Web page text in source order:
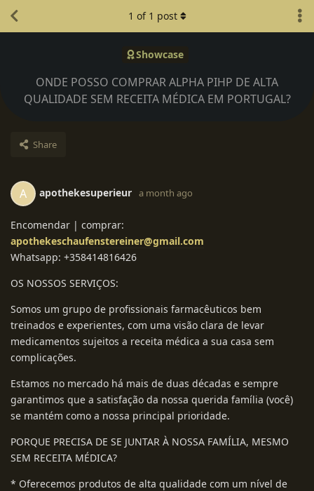
Showcase
ONDE POSSO COMPRAR ALPHA PIHP DE ALTA
QUALIDADE SEM RECEITA MÉDICA EM PORTUGAL?
Share
1 of 1 post
A apothekesuperieur a month ago
Encomendar | comprar:
apothekeschaufenstereiner@gmail.com
Whatsapp: +358414816426
OS NOSSOS SERVIÇOS:
Somos um grupo de profissionais farmacêuticos bem
treinados e experientes, com uma visão clara de levar
medicamentos sujeitos a receita médica a sua casa sem
complicações.
Estamos no mercado há mais de duas décadas e sempre
garantimos que a satisfação da nossa querida família (você)
se mantém como a nossa principal prioridade.
PORQUE PRECISA DE SE JUNTAR À NOSSA FAMÍLIA, MESMO
SEM RECEITA MÉDICA?
* Oferecemos produtos de alta qualidade com um nível de